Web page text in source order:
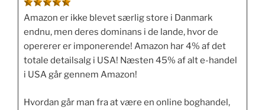
Amazon er ikke blevet særlig store i Danmark
endnu, men deres dominans i de lande, hvor de
opererer er imponerende! Amazon har 4% af det
totale detailsalg i USA! Næsten 45% af alt e-handel
i USA går gennem Amazon!
Hvordan går man fra at være en online boghandel,